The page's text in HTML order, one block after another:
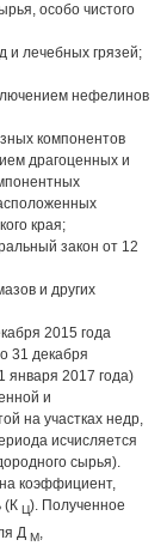
особо чистого
и лечебных грязей;
нефелинов
компонентов
драгоценных и
края;
закон от 12
и других
2015 года
31 декабря
января 2017 года)
и
на участках недр,
исчисляется
сырья).
коэффициент,
(К Ц). Полученное
Д М